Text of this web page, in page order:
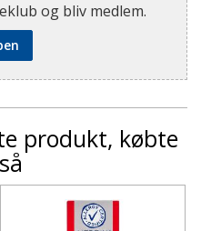
og bliv medlem.
produkt, købte